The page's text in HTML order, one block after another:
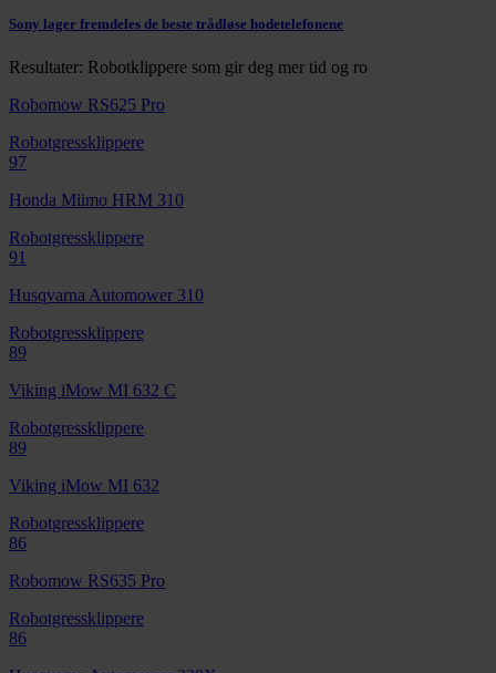
Sony lager fremdeles de beste trådløse hodetelefonene
Resultater: Robotklippere som gir deg mer tid og ro
Robomow RS625 Pro
Robotgressklippere
97
Honda Miimo HRM 310
Robotgressklippere
91
Husqvarna Automower 310
Robotgressklippere
89
Viking iMow MI 632 C
Robotgressklippere
89
Viking iMow MI 632
Robotgressklippere
86
Robomow RS635 Pro
Robotgressklippere
86